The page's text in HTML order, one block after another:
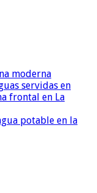
moderna
servidas en
frontal en La
potable en la